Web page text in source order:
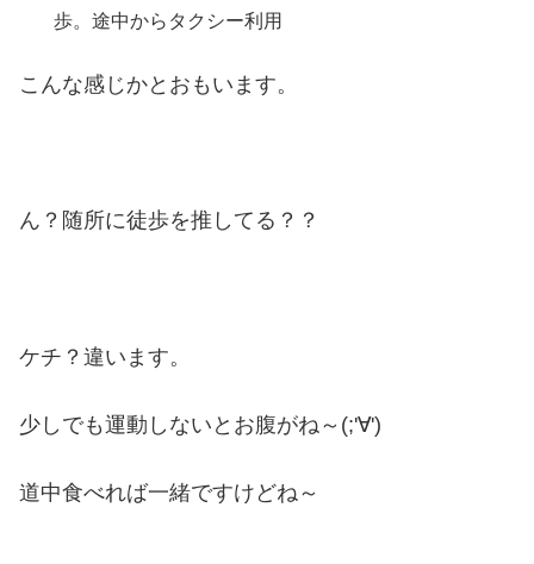
歩。途中からタクシー利用
こんな感じかとおもいます。
ん？随所に徒歩を推してる？？
ケチ？違います。
少しでも運動しないとお腹がね～(;'∀')
道中食べれば一緒ですけどね～